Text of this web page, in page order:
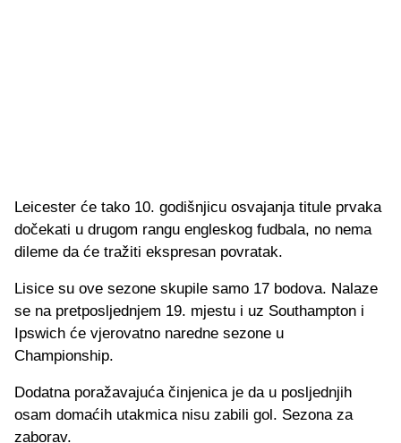
Leicester će tako 10. godišnjicu osvajanja titule prvaka
dočekati u drugom rangu engleskog fudbala, no nema
dileme da će tražiti ekspresan povratak.
Lisice su ove sezone skupile samo 17 bodova. Nalaze
se na pretposljednjem 19. mjestu i uz Southampton i
Ipswich će vjerovatno naredne sezone u
Championship.
Dodatna poražavajuća činjenica je da u posljednjih
osam domaćih utakmica nisu zabili gol. Sezona za
zaborav.